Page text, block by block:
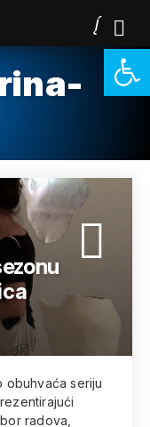
obuhvaća seriju
radova,